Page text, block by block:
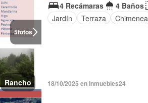
5fotos
Rancho
4 Recámaras
4 Baños
Jardín
Terraza Chimenea
18/10/2025 en Inmuebles24